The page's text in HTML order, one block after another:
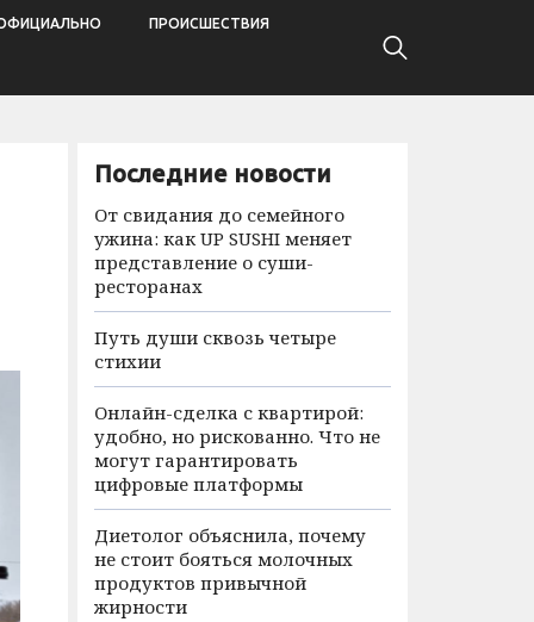
ПРОИСШЕСТВИЯ
Последние новости
От свидания до семейного
ужина: как UP SUSHI меняет
представление о суши-
ресторанах
Путь души сквозь четыре
стихии
Онлайн-сделка с квартирой:
удобно, но рискованно. Что не
могут гарантировать
цифровые платформы
Диетолог объяснила, почему
не стоит бояться молочных
продуктов привычной
жирности